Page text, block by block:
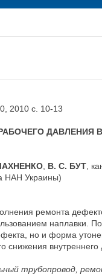
2010 с. 10-13
ДАВЛЕНИЯ
В. С. БУТ ,
НАН Украины)
ремонта
наплавки.
но и форма
снижения
трубопровод,